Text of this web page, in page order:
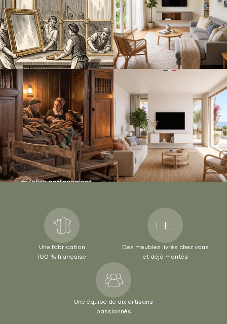
Une fabrication
100 % française
Des meubles livrés chez vous
et déjà montés
Une équipe de dix artisans
passionnés